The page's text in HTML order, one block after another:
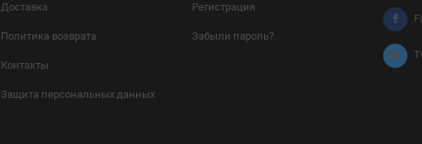
Доставка
Политика возврата
Контакты
Защита персональных данных
Регистрация
Забыли пароль?